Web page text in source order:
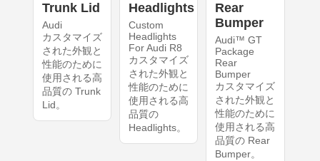
Trunk Lid
Audi
カスタマイズ
された外観と
性能のために
使用される高
品質の Trunk
Lid。
Headlights
Custom
Headlights
For Audi R8
カスタマイズ
された外観と
性能のために
使用される高
品質の
Headlights。
Rear
Bumper
Audi™ GT
Package
Rear
Bumper
カスタマイズ
された外観と
性能のために
使用される高
品質の Rear
Bumper。